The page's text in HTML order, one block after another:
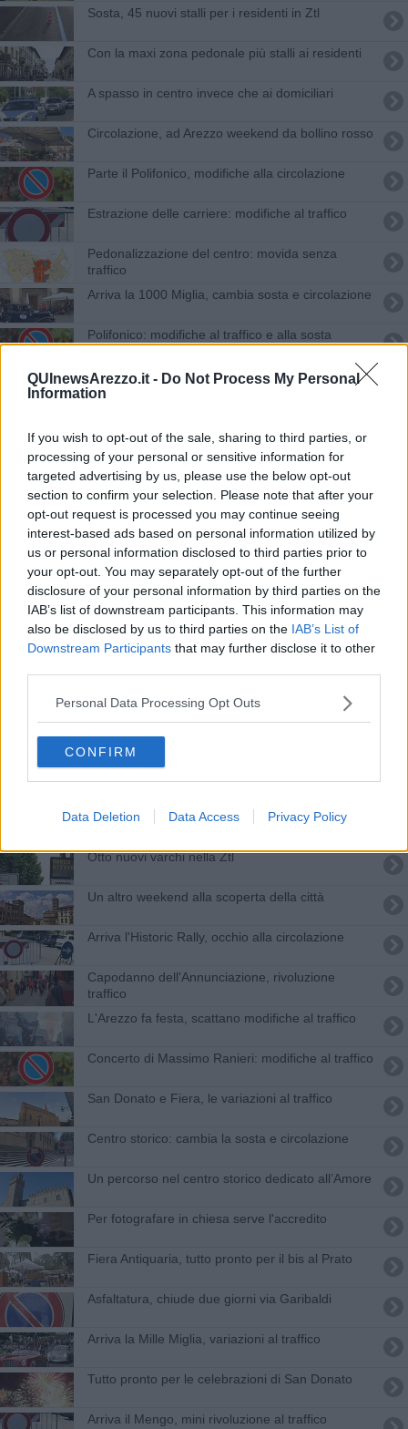
QUInewsArezzo.it - Do Not Process My Personal
Information
If you wish to opt-out of the sale, sharing to third parties, or
processing of your personal or sensitive information for
targeted advertising by us, please use the below opt-out
section to confirm your selection. Please note that after your
opt-out request is processed you may continue seeing
interest-based ads based on personal information utilized by
us or personal information disclosed to third parties prior to
your opt-out. You may separately opt-out of the further
disclosure of your personal information by third parties on the
IAB’s list of downstream participants. This information may
also be disclosed by us to third parties on the IAB’s List of
Downstream Participants that may further disclose it to other
Personal Data Processing Opt Outs
CONFIRM
Data Deletion Data Access Privacy Policy
Sosta, 45 nuovi stalli per i residenti in Ztl
Con la maxi zona pedonale più stalli ai residenti
A spasso in centro invece che ai domiciliari
Circolazione, ad Arezzo weekend da bollino rosso
Parte il Polifonico, modifiche alla circolazione
Estrazione delle carriere: modifiche al traffico
Pedonalizzazione del centro: movida senza
traffico
Arriva la 1000 Miglia, cambia sosta e circolazione
​Polifonico: modifiche al traffico e alla sosta
​Manifestazioni sportive: modifiche al traffico
"Granfondo"
L'innovazione accende la città
“Il sagrato non può diventare un parcheggio”
È la settimana della chiusura di via Petrarca
Rivoluzione al traffico per la "Maratonina"
Modifiche a sosta e circolazione in città
Il Consiglio Comunale aperto con le interrogazioni
​Lavori da lunedì 24 novembre
La relazione annuale del sindaco
Un mese di senso unico alternato a Vitiano
Otto nuovi varchi nella Ztl
Un altro weekend alla scoperta della città
Arriva l'Historic Rally, occhio alla circolazione
Capodanno dell'Annunciazione, rivoluzione
traffico
L'Arezzo fa festa, scattano modifiche al traffico
Concerto di Massimo Ranieri: modifiche al traffico
San Donato e Fiera, le variazioni al traffico
Centro storico: cambia la sosta e circolazione
Un percorso nel centro storico dedicato all’Amore
Per fotografare in chiesa serve l'accredito
Fiera Antiquaria, tutto pronto per il bis al Prato
Asfaltatura, chiude due giorni via Garibaldi
Arriva la Mille Miglia, variazioni al traffico
Tutto pronto per le celebrazioni di San Donato
Arriva il Mengo, mini rivoluzione al traffico